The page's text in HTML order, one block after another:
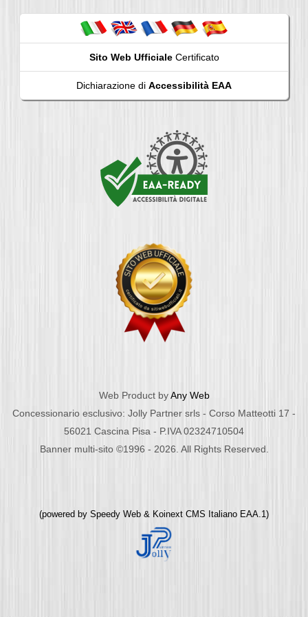
Sito Web UfficialeCertificato
Dichiarazione di Accessibilità EAA
Web Product byAny Web
Concessionario esclusivo: Jolly Partner srls - Corso Matteotti 17 -
56021 Cascina Pisa - P.IVA 02324710504
Banner multi-sito ©1996 - 2026. All Rights Reserved.
(powered by Speedy Web & Koinext CMS Italiano EAA.1)